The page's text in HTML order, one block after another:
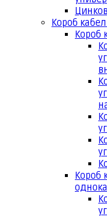
Короб
Короб
Короб